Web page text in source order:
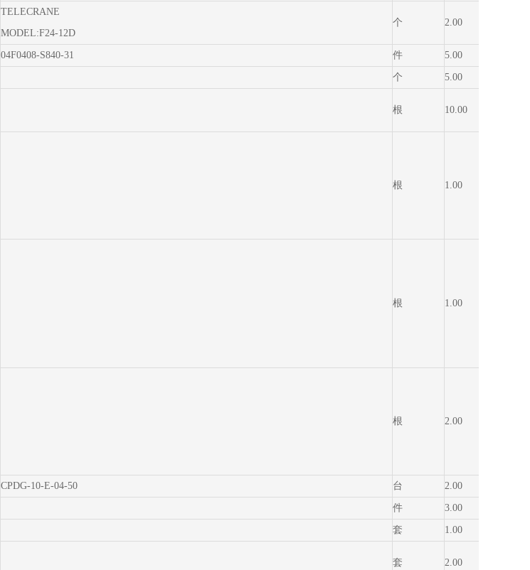
TELECRANE
MODEL:F24-12D
个 2.00
04F0408-S840-31 件 5.00
个 5.00
根 10.00
根 1.00
根 1.00
根 2.00
CPDG-10-E-04-50 台 2.00
件 3.00
套 1.00
套 2.00